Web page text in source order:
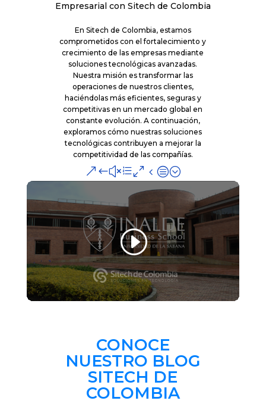
Empresarial con Sitech de Colombia
En Sitech de Colombia, estamos
comprometidos con el fortalecimiento y
crecimiento de las empresas mediante
soluciones tecnológicas avanzadas.
Nuestra misión es transformar las
operaciones de nuestros clientes,
haciéndolas más eficientes, seguras y
competitivas en un mercado global en
constante evolución. A continuación,
exploramos cómo nuestras soluciones
tecnológicas contribuyen a mejorar la
competitividad de las compañías.
&#xe04c;
CONOCE
NUESTRO BLOG
SITECH DE
COLOMBIA